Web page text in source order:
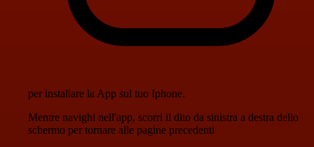
per installare la App sul tuo Iphone.
Mentre navighi nell'app, scorri il dito da sinistra a destra dello
schermo per tornare alle pagine precedenti